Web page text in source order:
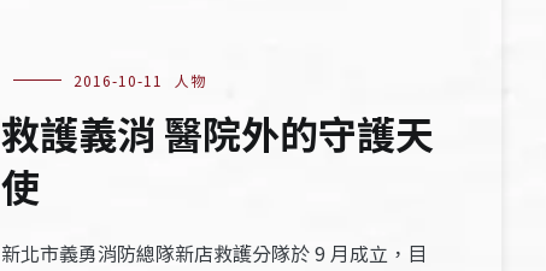
2016-10-11 人物
救護義消 醫院外的守護天
使
新北市義勇消防總隊新店救護分隊於 9 月成立，目